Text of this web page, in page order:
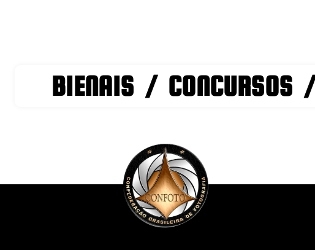
BIENAIS / CONCURSOS